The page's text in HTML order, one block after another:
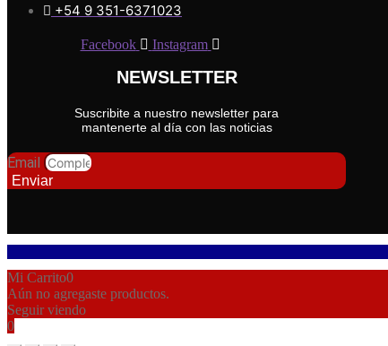
+54 9 351-6371023
Facebook Instagram
NEWSLETTER
Suscribite a nuestro newsletter para
mantenerte al día con las noticias
Email
Enviar
Mi Carrito0
Aún no agregaste productos.
Seguir viendo
0